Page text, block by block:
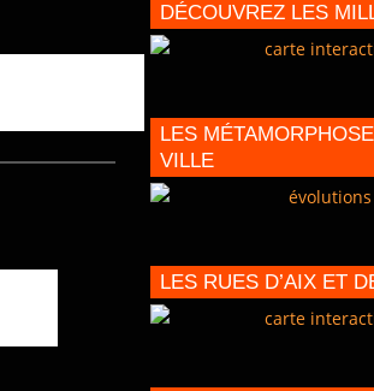
DÉCOUVREZ LES
LES
VILLE
LES RUES D’AIX ET